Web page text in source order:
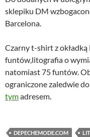
sklepiku DM
Barcelona.
Czarny t-shirt z
funtów,litografia o
natomiast 75 funtów.
ograniczone zaledwie
tymadresem.
DEPECHEMODE.COM